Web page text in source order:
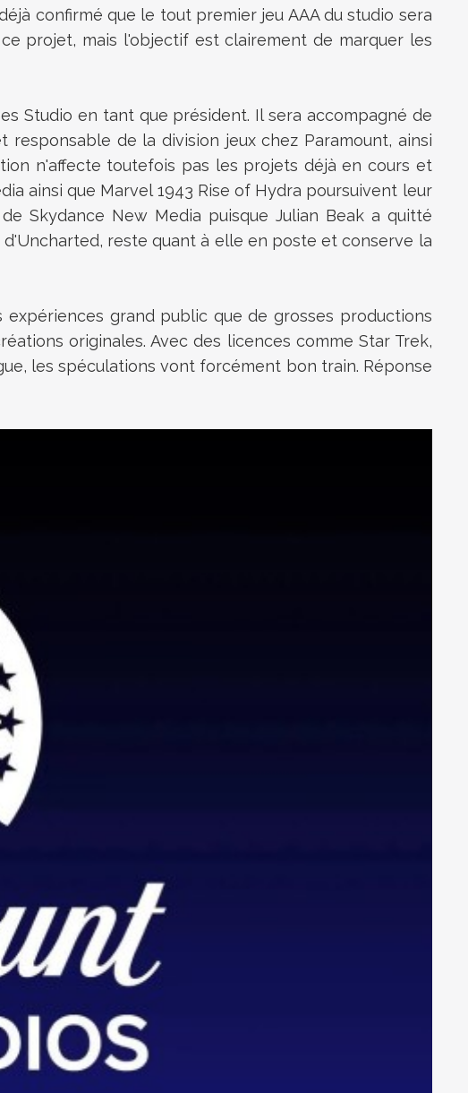
confirmé que le tout premier jeu AAA du studio sera
projet, mais l'objectif est clairement de marquer les
Studio en tant que président. Il sera accompagné de
de la division jeux chez Paramount, ainsi
n'affecte toutefois pas les projets déjà en cours et
ainsi que Marvel 1943 Rise of Hydra poursuivent leur
Skydance New Media puisque Julian Beak a quitté
reste quant à elle en poste et conserve la
grand public que de grosses productions
originales. Avec des licences comme Star Trek,
les spéculations vont forcément bon train. Réponse